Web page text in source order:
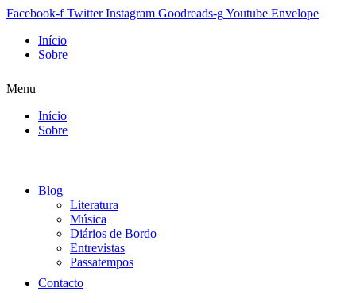
Facebook-f Twitter Instagram Goodreads-gYoutube Envelope
Início
Sobre
Menu
Início
Sobre
Blog
Literatura
Música
Diários de Bordo
Entrevistas
Passatempos
Contacto